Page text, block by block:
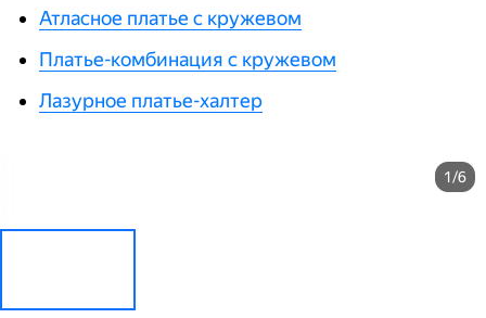
Атласное платье с кружевом
Платье-комбинация с кружевом
Лазурное платье-халтер
1/6